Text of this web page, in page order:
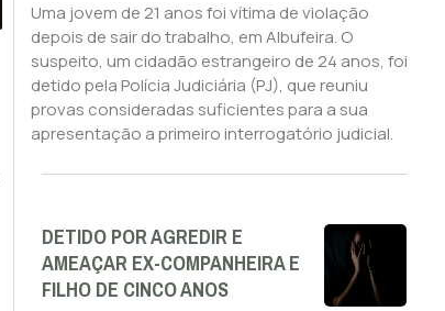
Uma jovem de 21 anos foi vítima de violação
depois de sair do trabalho, em Albufeira. O
suspeito, um cidadão estrangeiro de 24 anos, foi
detido pela Polícia Judiciária (PJ), que reuniu
provas consideradas suficientes para a sua
apresentação a primeiro interrogatório judicial.
DETIDO POR AGREDIR E
AMEAÇAR EX-COMPANHEIRA E
FILHO DE CINCO ANOS